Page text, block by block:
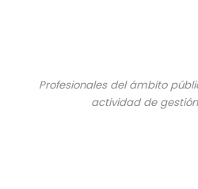
Profesionales del ámbito
actividad de